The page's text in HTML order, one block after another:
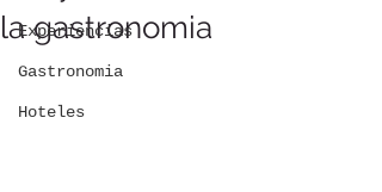
Experiencias
Gastronomia
Hoteles
la gastronomia